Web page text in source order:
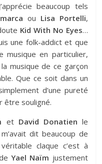
beaucoup tels
ou Lisa Portelli,
Kid With No Eyes…
une folk-addict et que
musique en particulier,
musique de ce garçon
Que ce soit dans un
d’une pureté
être souligné.
et David Donatien le
dit beaucoup de
claque c’est à
Yael Naïm justement